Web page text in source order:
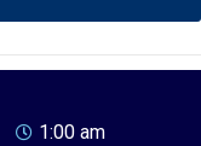
1:00 am